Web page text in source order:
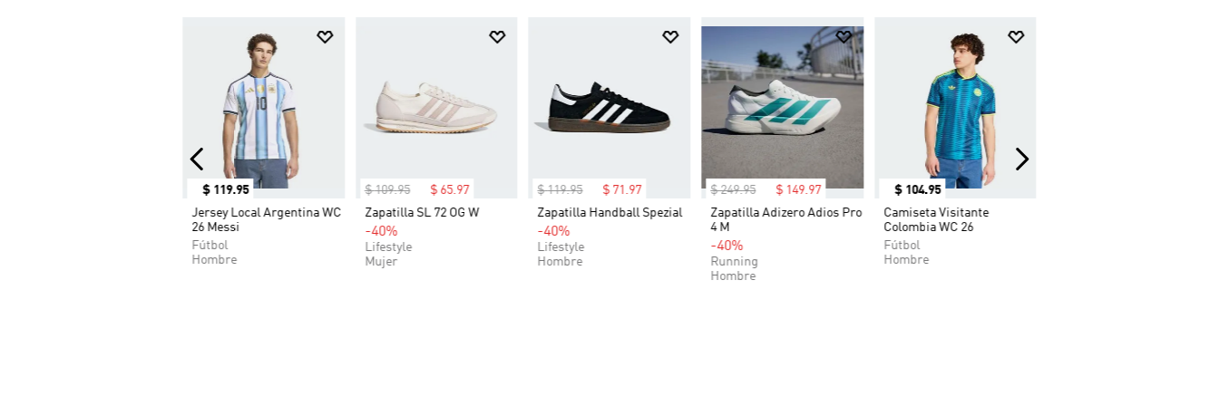
$ 119.95
Jersey Local Argentina WC
26 Messi
Fútbol
Hombre
$ 109.95 $ 65. 97
Zapatilla SL 72 OG W
-40%
Lifestyle
Mujer
$ 119.95 $ 71 97
Zapatilla Handball Spezial
-40%
Lifestyle
Hombre
$ 249.95 $ 149. 97
Zapatilla Adizero Adios Pro
4 M
-40%
Running
Hombre
$ 104.95
Camiseta Visitante
Colombia WC 26
Fútbol
Hombre